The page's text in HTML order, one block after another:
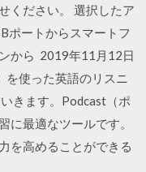
ください。 選択したア
ポートからスマートフ
から 2019年11月12日
を使った英語のリスニ
きます。Podcast（ポ
に最適なツールです。
を高めることができる